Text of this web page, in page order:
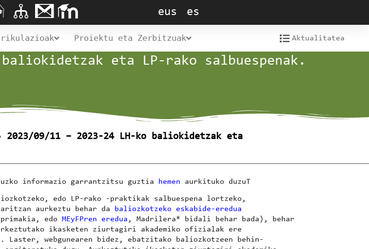
eus es
Proiektu eta Zerbitzuak Aktualitatea
eta LP-rako salbuespenak.
2023/09/11 – 2023-24 LH-ko baliokidetzak eta
informazio garrantzitsu guztia hemen aurkituko duzuT
edo LP-rako -praktikak salbuespena lortzeko,
aurkeztu behar da baliozkotzeko eskabide-eredua
edo MEyFPren eredua , Madrilera* bidali behar bada), behar
ikasketen ziurtagiri akademiko ofizialak ere
Laster, webgunearen bidez, ebatzitako baliozkotzeen behin-